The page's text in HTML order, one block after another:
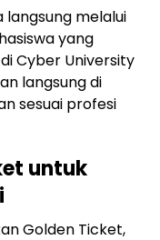
melalui
yang
Cyber University
langsung di
sesuai profesi
untuk
Golden Ticket,